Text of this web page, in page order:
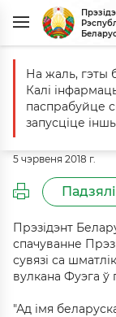
Галоўная Падзеі
Джымі
5 чэрвеня 2018 г.
Прэзідэнт
спачуванне
сувязі са
вулкана Фуэга ў
"Ад імя
На жаль, гэты
Калі
паспрабуйце
запусціце